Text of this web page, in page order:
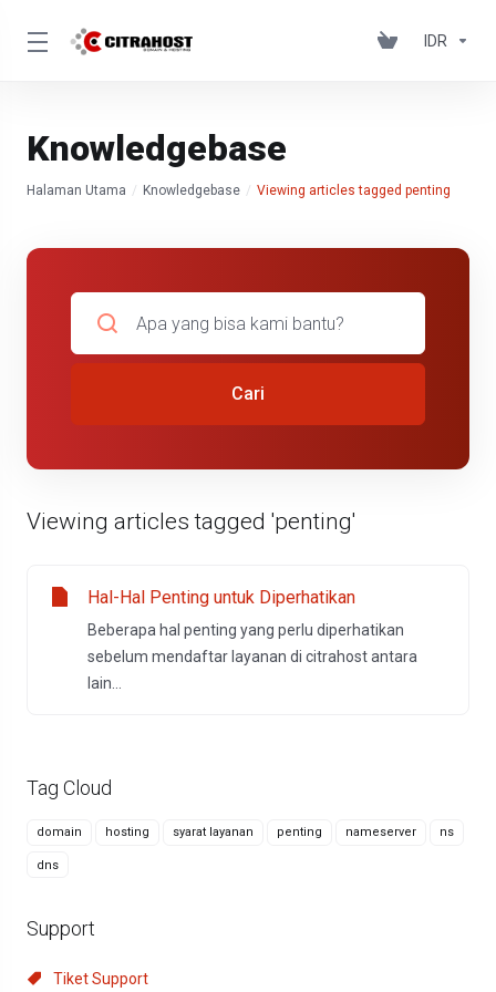
IDR
Knowledgebase
Halaman Utama Knowledgebase Viewing articles tagged penting
Tag Cloud
domain hosting syarat layanan penting nameserver ns
dns
Support
Tiket Support
Cari
Viewing articles tagged 'penting'
Hal-Hal Penting untuk Diperhatikan
Beberapa hal penting yang perlu diperhatikan
sebelum mendaftar layanan di citrahost antara
lain...